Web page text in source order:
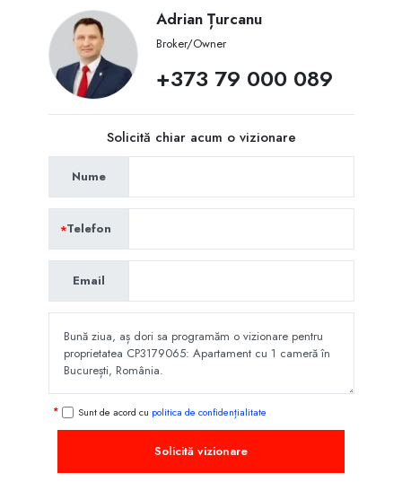
Adrian Țurcanu
Broker/Owner
+373 79 000 089
Solicită chiar acum o vizionare
Nume
Telefon
Email
Sunt de acord cu politica de confidențialitate
Solicită vizionare